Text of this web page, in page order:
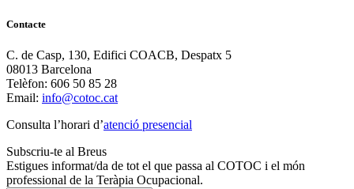
Contacte
C. de Casp, 130, Edifici COACB, Despatx 5
08013 Barcelona
Telèfon: 606 50 85 28
Email: info@cotoc.cat
Consulta l’horari d’atenció presencial
Subscriu-te al Breus
Estigues informat/da de tot el que passa al COTOC i el món
professional de la Teràpia Ocupacional.